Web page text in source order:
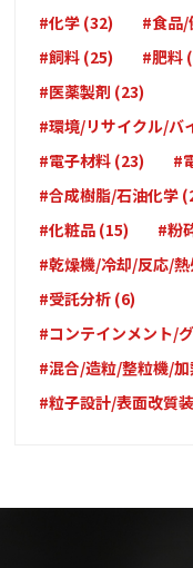
#化学 (32) #食品/
#飼料 (25)
#肥料
#医薬製剤 (23)
#環境/リサイクル/バ
#電子材料 (23)
#
#合成樹脂/石油化学
#化粧品 (15)
#粉
#乾燥機/冷却/反応/
#受託分析 (6)
#コンテインメント/
#混合/造粒/整粒機/
#粒子設計/表面改質